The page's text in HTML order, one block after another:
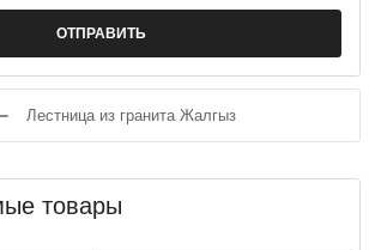
Лестница из гранита Жалгыз
товары